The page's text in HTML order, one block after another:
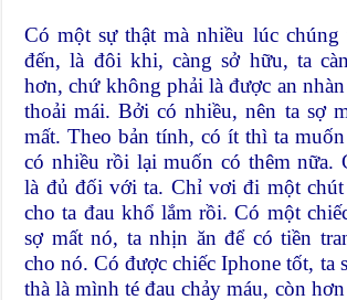
Có một sự thật mà nhiều lúc
đến, là đôi khi, càng sở hữu, ta
hơn, chứ không phải là được an
thoải mái. Bởi có nhiều, nên ta sợ
mất. Theo bản tính, có ít thì ta
có nhiều rồi lại muốn có thêm nữa.
là đủ đối với ta. Chỉ vơi đi một
cho ta đau khổ lắm rồi. Có một
sợ mất nó, ta nhịn ăn để có tiền
cho nó. Có được chiếc Iphone tốt, ta
thà là mình té đau chảy máu, còn